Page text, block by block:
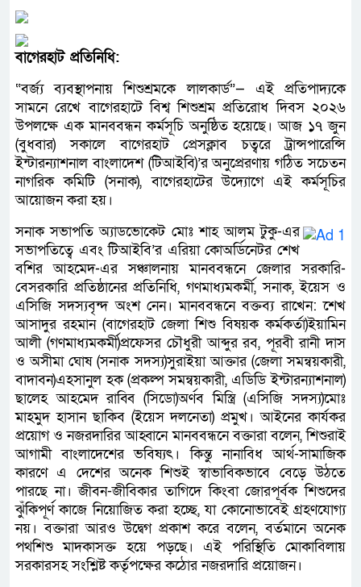
বাগেরহাট প্রতিনিধি:
“বর্জ্য ব্যবস্থাপনায় শিশুশ্রমকে লালকার্ড”— এই প্রতিপাদ্যকে
সামনে রেখে বাগেরহাটে বিশ্ব শিশুশ্রম প্রতিরোধ দিবস ২০২৬
উপলক্ষে এক মানববন্ধন কর্মসূচি অনুষ্ঠিত হয়েছে। আজ ১৭ জুন
(বুধবার) সকালে বাগেরহাট প্রেসক্লাব চত্বরে ট্রান্সপারেন্সি
ইন্টারন্যাশনাল বাংলাদেশ (টিআইবি)’র অনুপ্রেরণায় গঠিত সচেতন
নাগরিক কমিটি (সনাক), বাগেরহাটের উদ্যোগে এই কর্মসূচির
আয়োজন করা হয়।
​সনাক সভাপতি অ্যাডভোকেট মোঃ শাহ আলম টুকু-এর
সভাপতিত্বে এবং টিআইবি’র এরিয়া কোঅর্ডিনেটর শেখ
বশির আহমেদ-এর সঞ্চালনায় মানববন্ধনে জেলার সরকারি-
বেসরকারি প্রতিষ্ঠানের প্রতিনিধি, গণমাধ্যমকর্মী, সনাক, ইয়েস ও
এসিজি সদস্যবৃন্দ অংশ নেন। মানববন্ধনে বক্তব্য রাখেন: ​শেখ
আসাদুর রহমান (বাগেরহাট জেলা শিশু বিষয়ক কর্মকর্তা)​ইয়ামিন
আলী (গণমাধ্যমকর্মী)​প্রফেসর চৌধুরী আব্দুর রব, পূরবী রানী দাস
ও অসীমা ঘোষ (সনাক সদস্য)​সুরাইয়া আক্তার (জেলা সমন্বয়কারী,
বাদাবন)​এহসানুল হক (প্রকল্প সমন্বয়কারী, এডিডি ইন্টারন্যাশনাল)​
ছালেহ আহমেদ রাব্বি (সিডো)​অর্ণব মিস্ত্রি (এসিজি সদস্য)​মোঃ
মাহমুদ হাসান ছাকিব (ইয়েস দলনেতা) প্রমুখ। আইনের কার্যকর
প্রয়োগ ও নজরদারির আহ্বানে মানববন্ধনে বক্তারা বলেন, শিশুরাই
আগামী বাংলাদেশের ভবিষ্যৎ। কিন্তু নানাবিধ আর্থ-সামাজিক
কারণে এ দেশের অনেক শিশুই স্বাভাবিকভাবে বেড়ে উঠতে
পারছে না। জীবন-জীবিকার তাগিদে কিংবা জোরপূর্বক শিশুদের
ঝুঁকিপূর্ণ কাজে নিয়োজিত করা হচ্ছে, যা কোনোভাবেই গ্রহণযোগ্য
নয়। বক্তারা আরও উদ্বেগ প্রকাশ করে বলেন, বর্তমানে অনেক
পথশিশু মাদকাসক্ত হয়ে পড়ছে। এই পরিস্থিতি মোকাবিলায়
সরকারসহ সংশ্লিষ্ট কর্তৃপক্ষের কঠোর নজরদারি প্রয়োজন।